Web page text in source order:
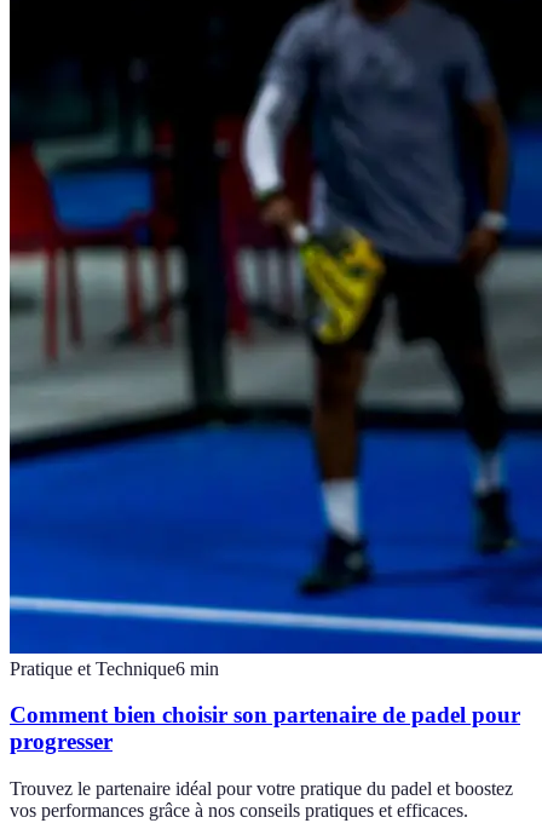
Pratique et Technique6 min
Comment bien choisir son partenaire de padel pour
progresser
Trouvez le partenaire idéal pour votre pratique du padel et boostez
vos performances grâce à nos conseils pratiques et efficaces.